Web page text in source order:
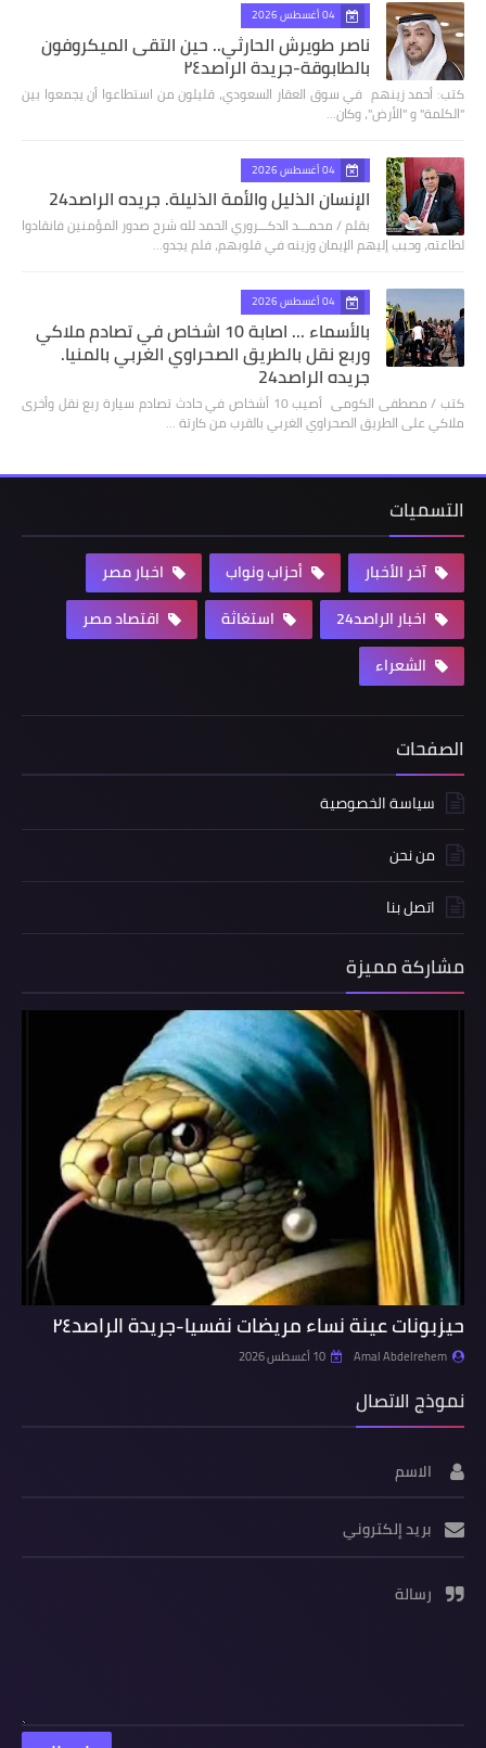
04 أغسطس 2026
ناصر طويرش الحارثي.. حين التقى الميكروفون
بالطابوقة-جريدة الراصد٢٤
كتب: أحمد زينهم في سوق العقار السعودي، قليلون من استطاعوا أن يجمعوا بين
"الكلمة" و "الأرض"، وكان…
04 أغسطس 2026
الإنسان الذليل والأمة الذليلة. جريده الراصد24
بقلم / محمـــد الدكـــروري الحمد لله شرح صدور المؤمنين فانقادوا
لطاعته، وحبب إليهم الإيمان وزينه في قلوبهم، فلم يجدو…
04 أغسطس 2026
بالأسماء ... اصابة 10 اشخاص في تصادم ملاكي
وربع نقل بالطريق الصحراوي الغربي بالمنيا.
جريده الراصد24
كتب / مصطفى الكومى أصيب 10 أشخاص في حادث تصادم سيارة ربع نقل وأخرى
ملاكي على الطريق الصحراوي الغربي بالقرب من كارتة …
التسميات
آخر الأخبار أحزاب ونواب
اخبار مصر
اخبار الراصد24
استغاثة
اقتصاد مصر
الشعراء
الصفحات
سياسة الخصوصية
من نحن
اتصل بنا
مشاركة مميزة
حيزبونات عينة نساء مريضات نفسيا-جريدة الراصد٢٤
Amal Abdelrehem 10 أغسطس 2026
نموذج الاتصال
الاسم
بريد إلكتروني
رسالة